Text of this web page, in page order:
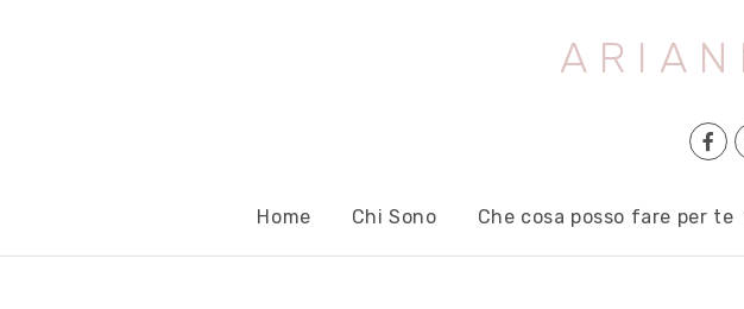
Home Chi Sono Che cosa posso fare per te